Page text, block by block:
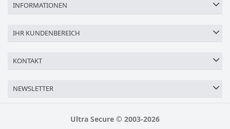
INFORMATIONEN
IHR KUNDENBEREICH
KONTAKT
NEWSLETTER
Ultra Secure © 2003-2026